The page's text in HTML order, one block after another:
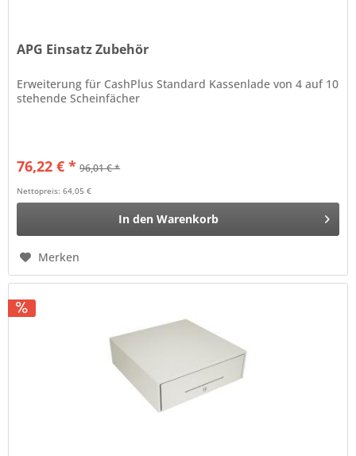
APG Einsatz Zubehör
Erweiterung für CashPlus Standard Kassenlade von 4 auf 10
stehende Scheinfächer
76,22 € * 96,01 € *
Nettopreis: 64,05 €
In den Warenkorb
Merken